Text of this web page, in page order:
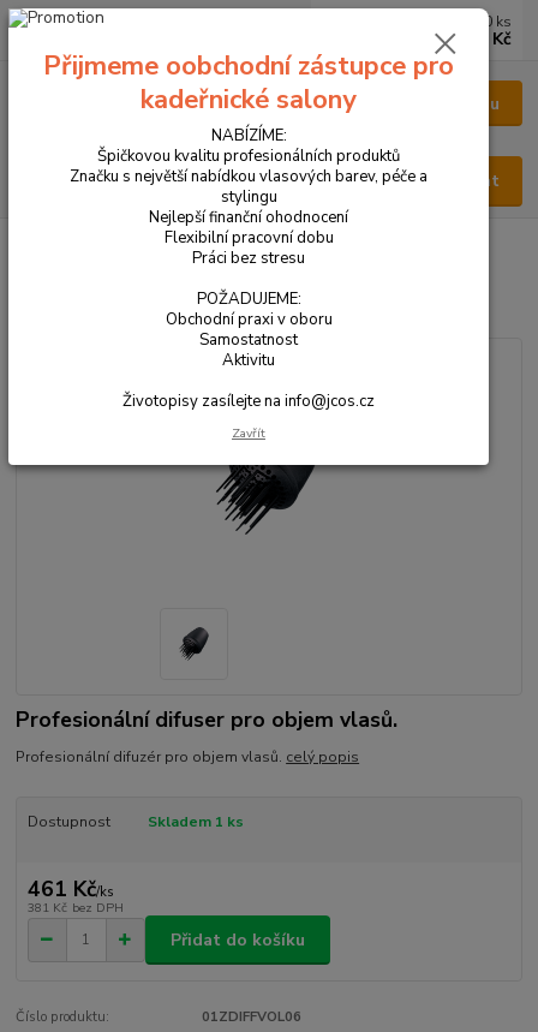
Menu
Hledat
0 ks
0 Kč
VŠECHNY PRODUKTY DIFUZÉR VOLUME
DIFUZÉR VOLUME
Profesionální difuser pro objem vlasů.
Profesionální difuzér pro objem vlasů. celý popis
Dostupnost Skladem 1 ks
461 Kč/ks
381 Kč bez DPH
Přidat do košíku
Číslo produktu: 01ZDIFFVOL06
Přijmeme oobchodní zástupce pro
kadeřnické salony
NABÍZÍME:
Špičkovou kvalitu profesionálních produktů
Značku s největší nabídkou vlasových barev, péče a
stylingu
Nejlepší finanční ohodnocení
Flexibilní pracovní dobu
Práci bez stresu
POŽADUJEME:
Obchodní praxi v oboru
Samostatnost
Aktivitu
Životopisy zasílejte na info@jcos.cz
Zavřít